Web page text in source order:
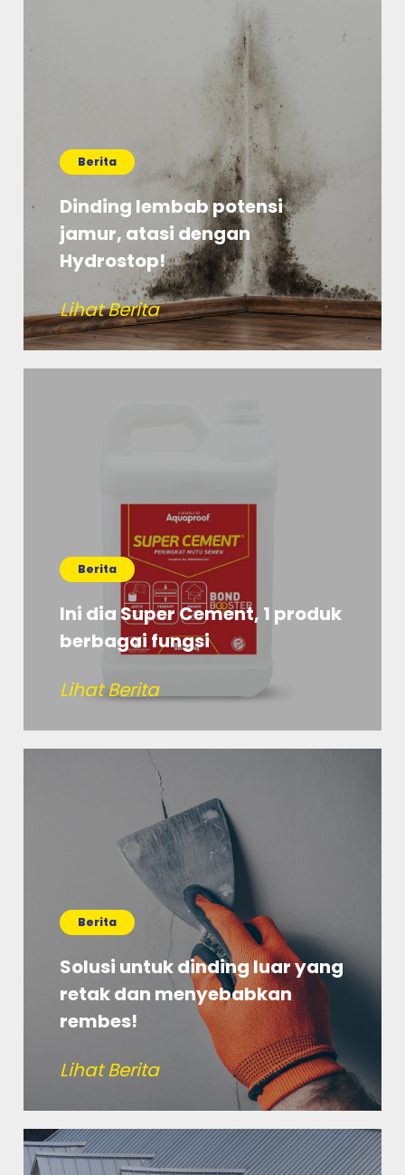
Berita
Dinding lembab potensi
jamur, atasi dengan
Hydrostop!
Lihat Berita
Berita
Ini dia Super Cement, 1 produk
berbagai fungsi
Lihat Berita
Berita
Solusi untuk dinding luar yang
retak dan menyebabkan
rembes!
Lihat Berita